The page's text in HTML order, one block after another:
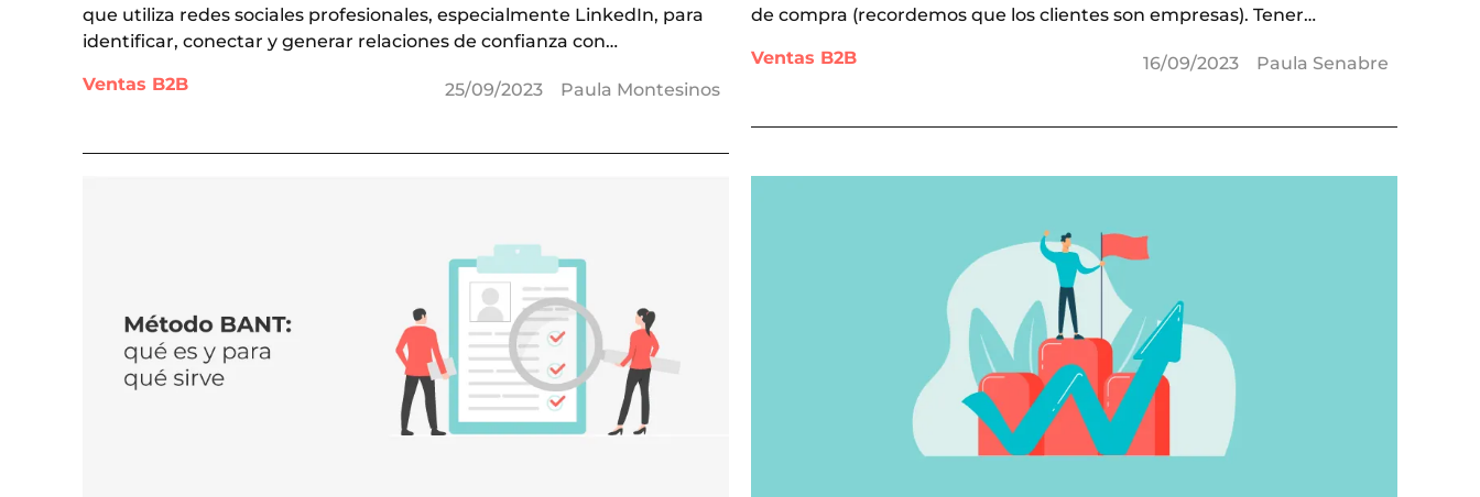
que utiliza redes sociales profesionales, especialmente LinkedIn, para
identificar, conectar y generar relaciones de confianza con…
Ventas B2B 25/09/2023 Paula Montesinos
de compra (recordemos que los clientes son empresas). Tener…
Ventas B2B 16/09/2023 Paula Senabre